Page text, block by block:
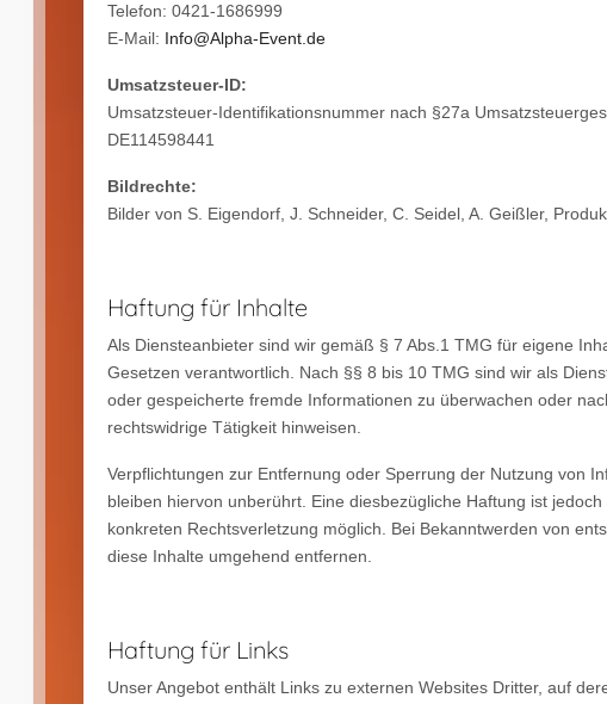
Telefon: 0421-1686999
E-Mail: Info@Alpha-Event.de
Umsatzsteuer-ID:
Umsatzsteuer-Identifikationsnummer nach §27a
DE114598441
Bildrechte:
Bilder von S. Eigendorf, J. Schneider, C. Seidel, A. Geißler,
Haftung für Inhalte
Als Diensteanbieter sind wir gemäß § 7 Abs.1 TMG für eigene
Gesetzen verantwortlich. Nach §§ 8 bis 10 TMG sind wir als
oder gespeicherte fremde Informationen zu überwachen oder
rechtswidrige Tätigkeit hinweisen.
Verpflichtungen zur Entfernung oder Sperrung der Nutzung von
bleiben hiervon unberührt. Eine diesbezügliche Haftung ist
konkreten Rechtsverletzung möglich. Bei Bekanntwerden von
diese Inhalte umgehend entfernen.
Haftung für Links
Unser Angebot enthält Links zu externen Websites Dritter, auf